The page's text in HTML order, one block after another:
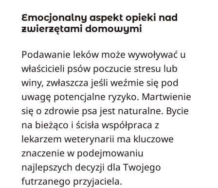
Emocjonalny aspekt opieki nad
zwierzętami domowymi
Podawanie leków może wywoływać u
właścicieli psów poczucie stresu lub
winy, zwłaszcza jeśli weźmie się pod
uwagę potencjalne ryzyko. Martwienie
się o zdrowie psa jest naturalne. Bycie
na bieżąco i ścisła współpraca z
lekarzem weterynarii ma kluczowe
znaczenie w podejmowaniu
najlepszych decyzji dla Twojego
futrzanego przyjaciela.